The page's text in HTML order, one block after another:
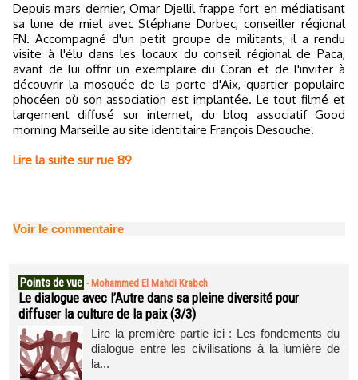
Depuis mars dernier, Omar Djellil frappe fort en médiatisant
sa lune de miel avec Stéphane Durbec, conseiller régional
FN. Accompagné d'un petit groupe de militants, il a rendu
visite à l'élu dans les locaux du conseil régional de Paca,
avant de lui offrir un exemplaire du Coran et de l'inviter à
découvrir la mosquée de la porte d'Aix, quartier populaire
phocéen où son association est implantée. Le tout filmé et
largement diffusé sur internet, du blog associatif Good
morning Marseille au site identitaire François Desouche.
Lire la suite sur rue 89
Voir le commentaire
Points de vue - Mohammed El Mahdi Krabch
Le dialogue avec l’Autre dans sa pleine diversité pour
diffuser la culture de la paix (3/3)
Lire la première partie ici : Les fondements du
dialogue entre les civilisations à la lumière de
la...